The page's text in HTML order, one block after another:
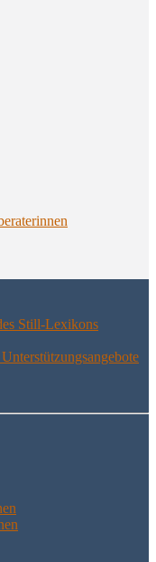
Still-Lexikons